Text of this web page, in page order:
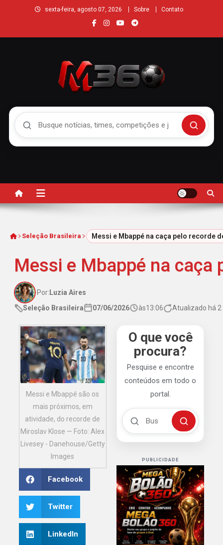
sexta-feira, agosto 07, 2026 Sobre Contato
Buscar
InícioSeleção Brasileira Messi e Mbappé na caça pelo recorde
Messi e Mbappé na caça
Por: Luzia Aires
Seleção Brasileira
07/06/2026 às13:06 Atualizado há
Messi e Mbappé são os
mais próximos, em
atividade, do recorde de
Miroslav Klose — Foto: Alex
Livesey - Danehouse/Getty
Images
Facebook
Twitter
LinkedIn
O que você
procura?
Pesquise e encontre
conteúdos em todo o
portal.
Buscar no Mengão 360
Buscar
PUBLICIDADE